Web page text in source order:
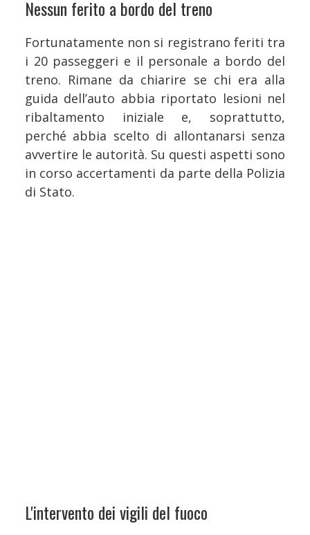
Nessun ferito a bordo del treno
Fortunatamente non si registrano feriti tra
i 20 passeggeri e il personale a bordo del
treno. Rimane da chiarire se chi era alla
guida dell’auto abbia riportato lesioni nel
ribaltamento iniziale e, soprattutto,
perché abbia scelto di allontanarsi senza
avvertire le autorità. Su questi aspetti sono
in corso accertamenti da parte della Polizia
di Stato.
L'intervento dei vigili del fuoco